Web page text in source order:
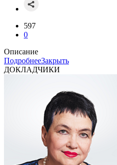
597
0
Описание
ПодробнееЗакрыть
ДОКЛАДЧИКИ